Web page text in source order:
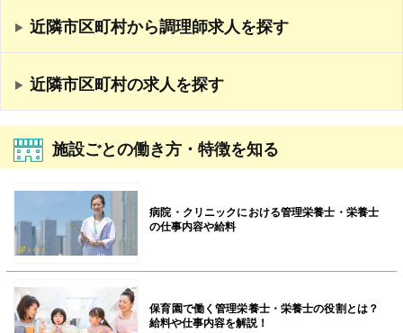
近隣市区町村から調理師求人を探す
近隣市区町村の求人を探す
施設ごとの働き方・特徴を知る
病院・クリニックにおける管理栄養士・栄養士
の仕事内容や給料
保育園で働く管理栄養士・栄養士の役割とは？
給料や仕事内容を解説！